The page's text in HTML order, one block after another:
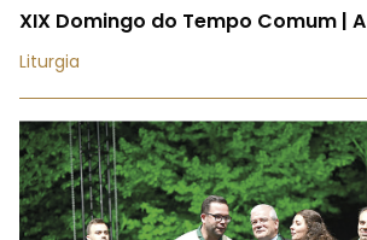
XIX Domingo do Tempo Comum | A
Liturgia